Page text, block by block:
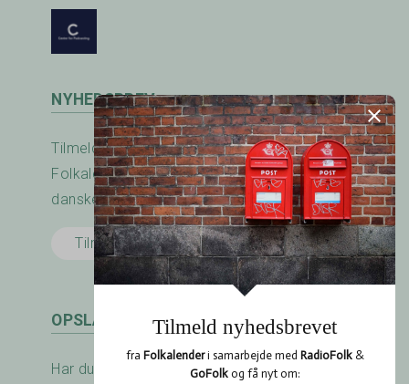
NYHEDSBREV
Tilmeld nyhedsbrevet fra RadioFolk.dk og
Folkalender.dk og modtag nyheder fra den
danske folkemusik - og dansescene.
Tilmeld her
OPSLAGSTAVLEN
Har du arrangeret en koncert? Savner du